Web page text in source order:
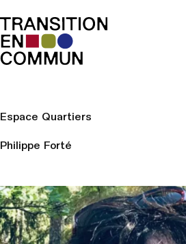
Espace Quartiers
Philippe Forté